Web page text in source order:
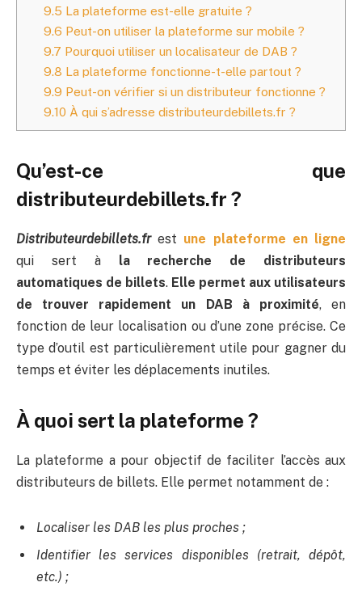
9.5 La plateforme est-elle gratuite ?
9.6 Peut-on utiliser la plateforme sur mobile ?
9.7 Pourquoi utiliser un localisateur de DAB ?
9.8 La plateforme fonctionne-t-elle partout ?
9.9 Peut-on vérifier si un distributeur fonctionne ?
9.10 À qui s’adresse distributeurdebillets.fr ?
Qu’est-ce que
distributeurdebillets.fr ?
Distributeurdebillets.frest une plateforme en ligne
qui sert à la recherche de distributeurs
automatiques de billets. Elle permet aux utilisateurs
de trouver rapidement un DAB à proximité, en
fonction de leur localisation ou d’une zone précise. Ce
type d’outil est particulièrement utile pour gagner du
temps et éviter les déplacements inutiles.
À quoi sert la plateforme ?
La plateforme a pour objectif de faciliter l’accès aux
distributeurs de billets. Elle permet notamment de :
Localiser les DAB les plus proches ;
Identifier les services disponibles (retrait, dépôt,
etc.) ;